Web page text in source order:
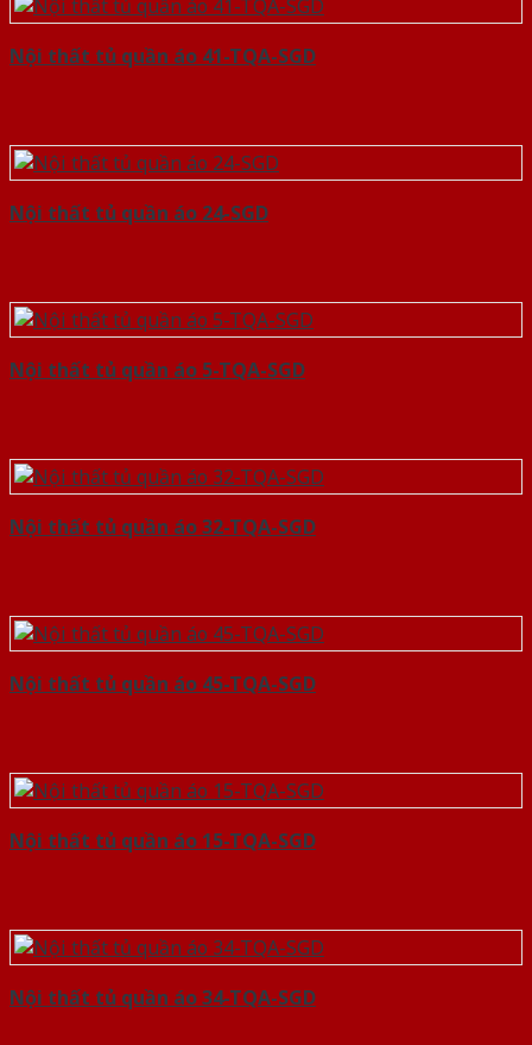
Nội thất tủ quần áo 41-TQA-SGD
Nội thất tủ quần áo 24-SGD
Nội thất tủ quần áo 5-TQA-SGD
Nội thất tủ quần áo 32-TQA-SGD
Nội thất tủ quần áo 45-TQA-SGD
Nội thất tủ quần áo 15-TQA-SGD
Nội thất tủ quần áo 34-TQA-SGD